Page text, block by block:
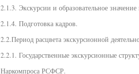
2.1.3. Экскурсии и образовательное значение
2.1.4. Подготовка кадров.
2.2.Период расцвета экскурсионной
2.2.1. Государственные экскурсионные
Наркомпроса РСФСР.